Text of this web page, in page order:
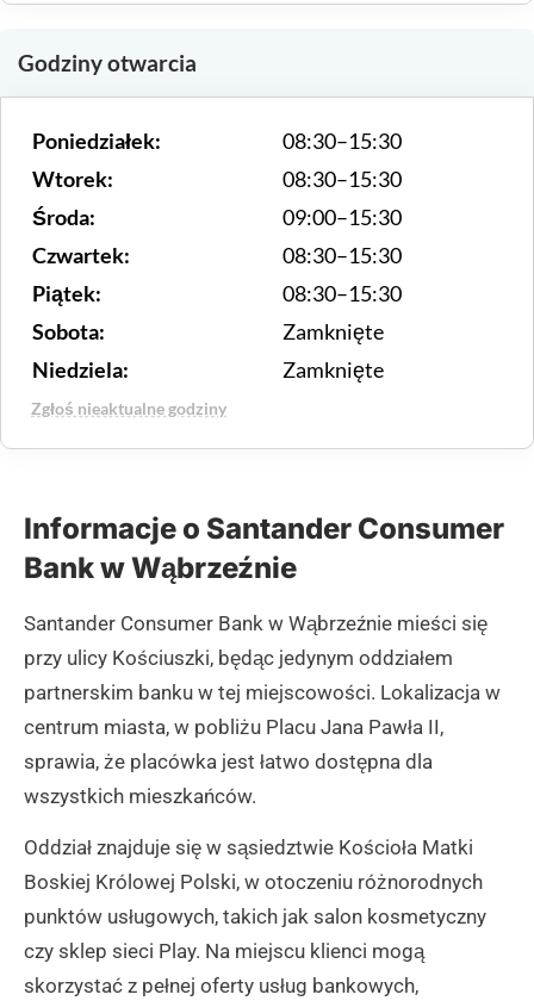
Godziny otwarcia
Poniedziałek:
08:30–15:30
Wtorek:
08:30–15:30
Środa:
09:00–15:30
Czwartek:
08:30–15:30
Piątek:
08:30–15:30
Sobota:
Zamknięte
Niedziela:
Zamknięte
Zgłoś nieaktualne godziny
Informacje o Santander Consumer
Bank w Wąbrzeźnie
Santander Consumer Bank w Wąbrzeźnie mieści się
przy ulicy Kościuszki, będąc jedynym oddziałem
partnerskim banku w tej miejscowości. Lokalizacja w
centrum miasta, w pobliżu Placu Jana Pawła II,
sprawia, że placówka jest łatwo dostępna dla
wszystkich mieszkańców.
Oddział znajduje się w sąsiedztwie Kościoła Matki
Boskiej Królowej Polski, w otoczeniu różnorodnych
punktów usługowych, takich jak salon kosmetyczny
czy sklep sieci Play. Na miejscu klienci mogą
skorzystać z pełnej oferty usług bankowych,